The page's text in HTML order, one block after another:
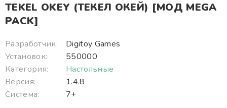
TEKEL OKEY (ТЕКЕЛ ОКЕЙ) [МОД MEGA
PACK]
Разработчик:
Digitoy Games
Установок:
550000
Категория:
Настольные
Версия:
1.4.8
Система:
7+